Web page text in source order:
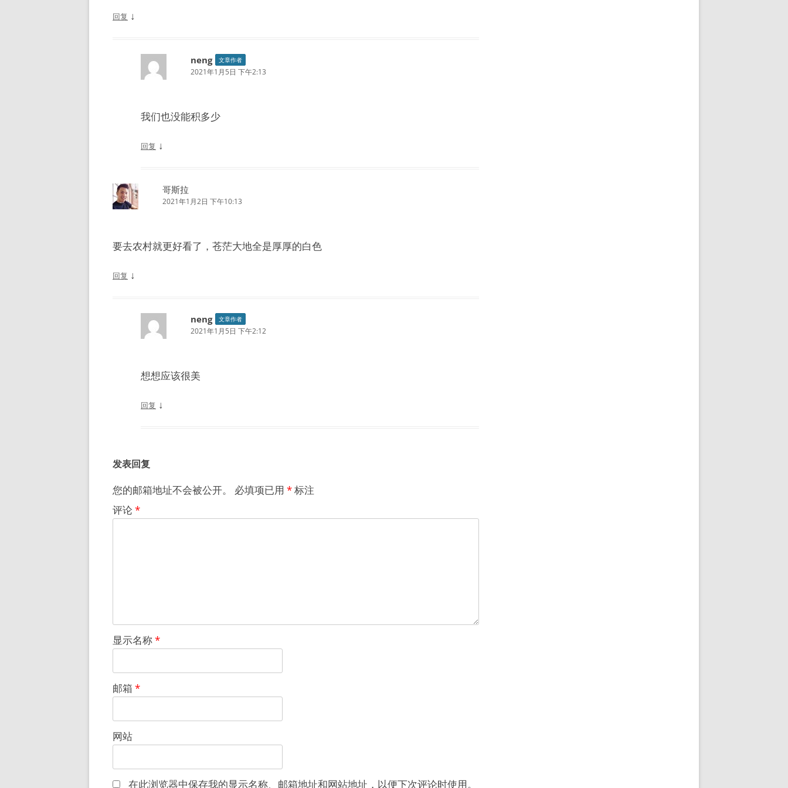
回复 ↓
neng 文章作者
2021年1月5日 下午2:13
我们也没能积多少
回复 ↓
哥斯拉
2021年1月2日 下午10:13
要去农村就更好看了，苍茫大地全是厚厚的白色
回复 ↓
neng 文章作者
2021年1月5日 下午2:12
想想应该很美
回复 ↓
发表回复
您的邮箱地址不会被公开。 必填项已用 *标注
评论 *
显示名称*
邮箱 *
网站
在此浏览器中保存我的显示名称、邮箱地址和网站地址，以便下次评论时使用。